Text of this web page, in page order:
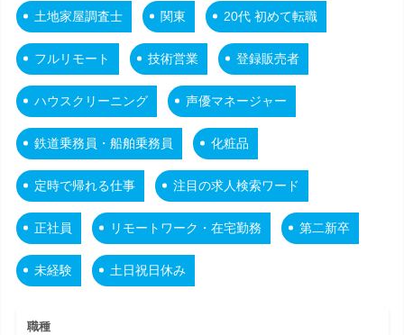
土地家屋調査士 関東 20代 初めて転職
フルリモート 技術営業 登録販売者
ハウスクリーニング 声優マネージャー
鉄道乗務員・船舶乗務員 化粧品
定時で帰れる仕事 注目の求人検索ワード
正社員 リモートワーク・在宅勤務 第二新卒
未経験 土日祝日休み
職種